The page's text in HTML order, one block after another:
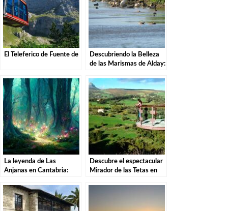
El Teleferico de Fuente de
Descubriendo la Belleza
de las Marismas de Alday:
Parque Natural
La leyenda de Las
Anjanas en Cantabria:
estas misteriosas
criaturas
Descubre el espectacular
Mirador de las Tetas en